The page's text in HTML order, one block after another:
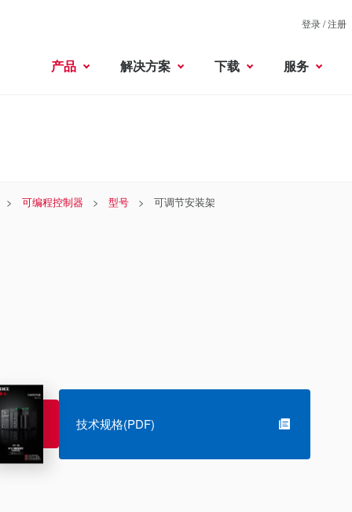
登录 / 注册
产品 解决方案 下载 服务
可编程控制器 型号 可调节安装架
技术规格(PDF)